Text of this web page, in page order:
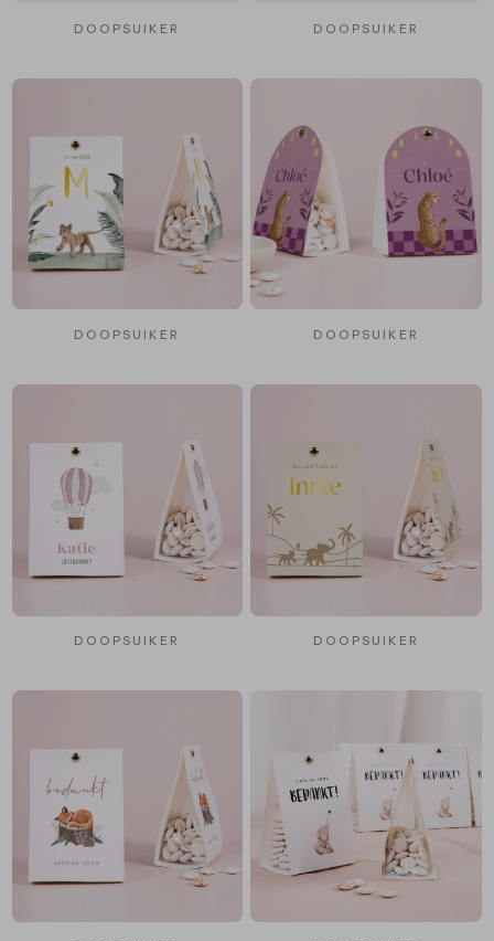
DOOPSUIKER DOOPSUIKER
DOOPSUIKER DOOPSUIKER
DOOPSUIKER DOOPSUIKER